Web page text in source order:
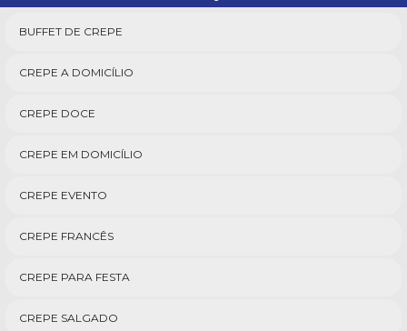
BUFFET DE CREPE
CREPE A DOMICÍLIO
CREPE DOCE
CREPE EM DOMICÍLIO
CREPE EVENTO
CREPE FRANCÊS
CREPE PARA FESTA
CREPE SALGADO